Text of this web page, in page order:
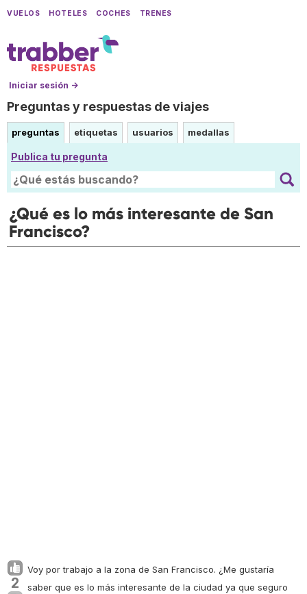
VUELOS HOTELES COCHES TRENES
Iniciar sesión →
Preguntas y respuestas de viajes
preguntas etiquetas usuarios medallas
Publica tu pregunta
¿Qué es lo más interesante de San
Francisco?
2
Voy por trabajo a la zona de San Francisco. ¿Me gustaría
saber que es lo más interesante de la ciudad ya que seguro